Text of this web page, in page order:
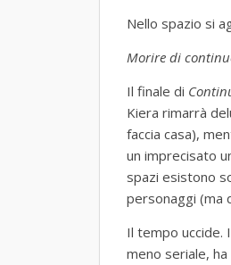
Nello spazio si
Morire di
Il finale di
Kiera rimarrà
faccia casa),
un imprecisato
spazi esistono
personaggi (ma
Il tempo uccide.
meno seriale,